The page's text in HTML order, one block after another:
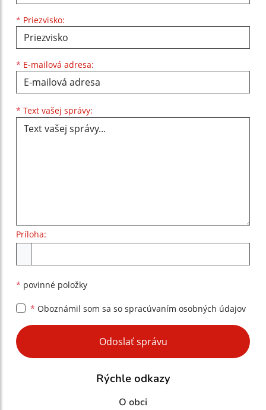
* Priezvisko:
* E-mailová adresa:
* Text vašej správy:
Príloha:
* povinné položky
* Oboznámil som sa so spracúvaním osobných údajov
Google reCaptcha Response
Odoslať správu
Rýchle odkazy
O obci